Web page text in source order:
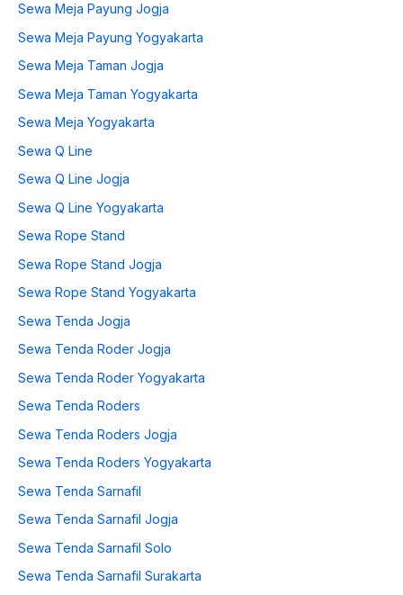
Sewa Meja Payung Jogja
Sewa Meja Payung Yogyakarta
Sewa Meja Taman Jogja
Sewa Meja Taman Yogyakarta
Sewa Meja Yogyakarta
Sewa Q Line
Sewa Q Line Jogja
Sewa Q Line Yogyakarta
Sewa Rope Stand
Sewa Rope Stand Jogja
Sewa Rope Stand Yogyakarta
Sewa Tenda Jogja
Sewa Tenda Roder Jogja
Sewa Tenda Roder Yogyakarta
Sewa Tenda Roders
Sewa Tenda Roders Jogja
Sewa Tenda Roders Yogyakarta
Sewa Tenda Sarnafil
Sewa Tenda Sarnafil Jogja
Sewa Tenda Sarnafil Solo
Sewa Tenda Sarnafil Surakarta